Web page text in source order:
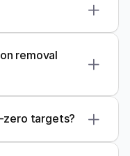
removal
zero targets?